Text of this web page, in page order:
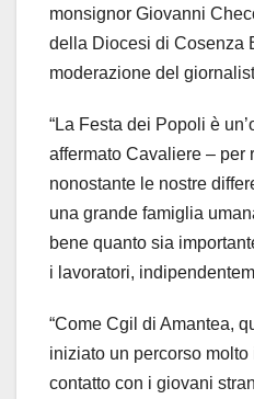
monsignor Giovanni
della Diocesi di Cosenza
moderazione del
“La Festa dei Popoli è
affermato Cavaliere – per
nonostante le nostre
una grande famiglia
bene quanto sia
i lavoratori,
“Come Cgil di Amantea,
iniziato un percorso
contatto con i giovani